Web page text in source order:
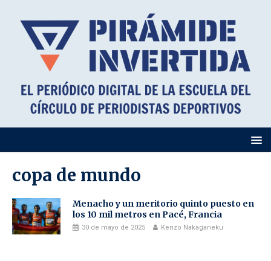
copa de mundo
Menacho y un meritorio quinto puesto en
los 10 mil metros en Pacé, Francia
30 de mayo de 2025 Kenzo Nakaganeku